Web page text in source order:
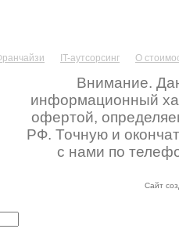
IT-аутсорсинг
О
Внимание.
информационный
офертой,
РФ. Точную и
с нами по
Сайт